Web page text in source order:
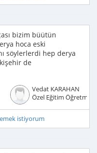
bizim büütün
hoca eski
söylerlerdi hep derya
de
Vedat KARAHAN
Özel Eğitim Öğretmeni
istiyorum